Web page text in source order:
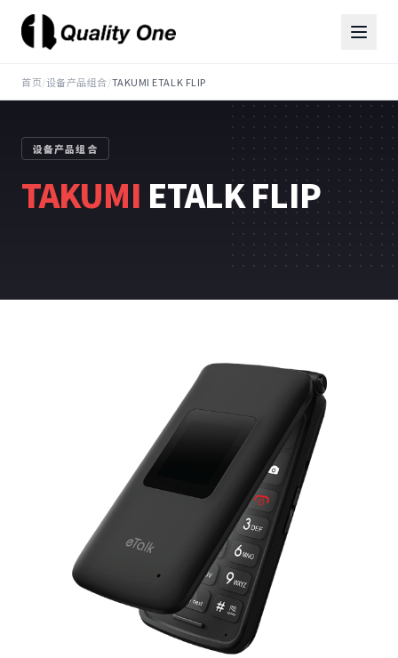
首页/设备产品组合/TAKUMI ETALK FLIP
设备产品组合
TAKUMI ETALK FLIP